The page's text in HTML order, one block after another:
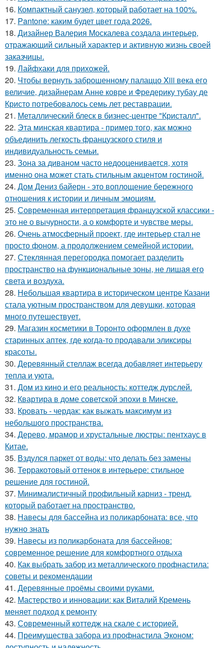
16. Компактный санузел, который работает на 100%.
17. Pantone: каким будет цвет года 2026.
18. Дизайнер Валерия Москалева создала интерьер,
отражающий сильный характер и активную жизнь своей
заказчицы.
19. Лайфхаки для прихожей.
20. Чтобы вернуть заброшенному палаццо Xiii века его
величие, дизайнерам Анне ковре и Фредерику тубау де
Кристо потребовалось семь лет реставрации.
21. Металлический блеск в бизнес-центре "Кристалл".
22. Эта минская квартира - пример того, как можно
объединить легкость французского стиля и
индивидуальность семьи.
23. Зона за диваном часто недооценивается, хотя
именно она может стать стильным акцентом гостиной.
24. Дом Дениз байерн - это воплощение бережного
отношения к истории и личным эмоциям.
25. Современная интерпретация французской классики -
это не о вычурности, а о комфорте и чувстве меры.
26. Очень атмосферный проект, где интерьер стал не
просто фоном, а продолжением семейной истории.
27. Стеклянная перегородка помогает разделить
пространство на функциональные зоны, не лишая его
света и воздуха.
28. Небольшая квартира в историческом центре Казани
стала уютным пространством для девушки, которая
много путешествует.
29. Магазин косметики в Торонто оформлен в духе
старинных аптек, где когда-то продавали эликсиры
красоты.
30. Деревянный стеллаж всегда добавляет интерьеру
тепла и уюта.
31. Дом из кино и его реальность: коттедж дурслей.
32. Квартира в доме советской эпохи в Минске.
33. Кровать - чердак: как выжать максимум из
небольшого пространства.
34. Дерево, мрамор и хрустальные люстры: пентхаус в
Китае.
35. Вздулся паркет от воды: что делать без замены
36. Терракотовый оттенок в интерьере: стильное
решение для гостиной.
37. Минималистичный профильный карниз - тренд,
который работает на пространство.
38. Навесы для бассейна из поликарбоната: все, что
нужно знать
39. Навесы из поликарбоната для бассейнов:
современное решение для комфортного отдыха
40. Как выбрать забор из металлического профнастила:
советы и рекомендации
41. Деревянные проёмы своими руками.
42. Мастерство и инновации: как Виталий Кремень
меняет подход к ремонту
43. Современный коттедж на скале с историей.
44. Преимущества забора из профнастила Эконом: